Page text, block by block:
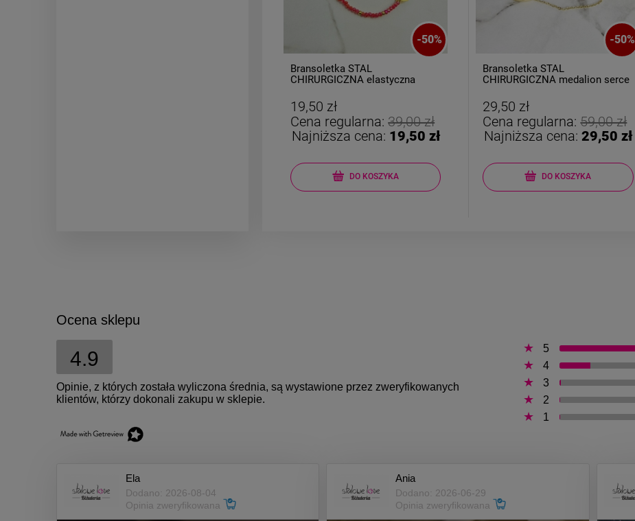
-50%
Bransoletka STAL
CHIRURGICZNA elastyczna
19,50 zł
Cena regularna:39,00 zł
Najniższa cena: 19,50 zł
DO KOSZYKA
-50%
Bransoletka STAL
CHIRURGICZNA medalion serce
29,50 zł
Cena regularna:59,00 zł
Najniższa cena: 29,50 zł
DO KOSZYKA
Ocena sklepu
4.9
Opinie, z których została wyliczona średnia, są wystawione przez zweryfikowanych
klientów, którzy dokonali zakupu w sklepie.
5
4
3
2
1
Ela
Dodano: 2026-08-04
Opinia zweryfikowana
Ania
Dodano: 2026-06-29
Opinia zweryfikowana